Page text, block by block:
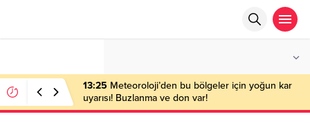
13:25 Meteoroloji’den bu bölgeler için yoğun kar
uyarısı! Buzlanma ve don var!